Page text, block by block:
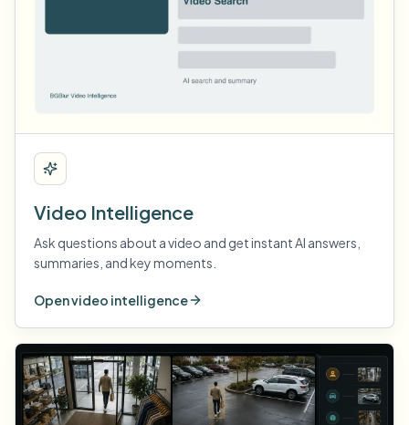
Video Intelligence
Ask questions about a video and get instant AI answers,
summaries, and key moments.
Open video intelligence